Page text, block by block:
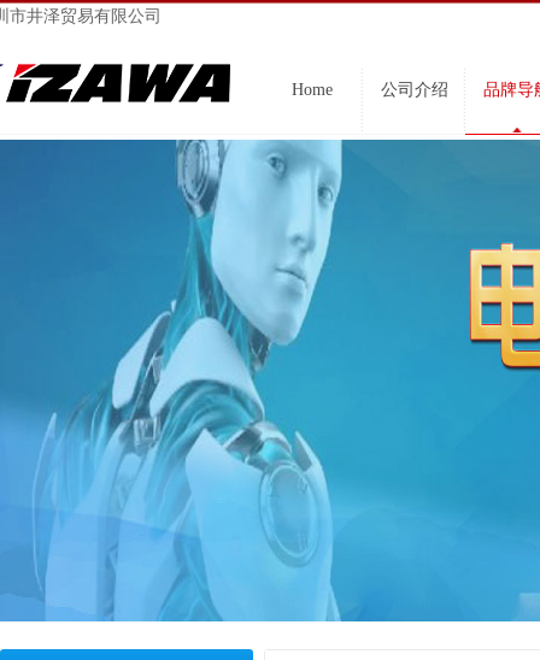
市井泽贸易有限公司
Home 公司介绍 品牌导